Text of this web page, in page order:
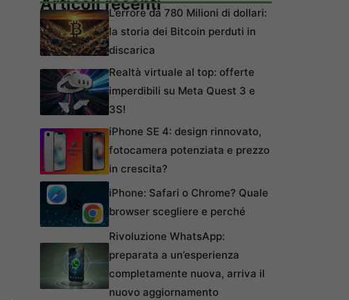
L’errore da 780 Milioni di dollari:
la storia dei Bitcoin perduti in
discarica
Realtà virtuale al top: offerte
imperdibili su Meta Quest 3 e
3S!
iPhone SE 4: design rinnovato,
fotocamera potenziata e prezzo
in crescita?
iPhone: Safari o Chrome? Quale
browser scegliere e perché
Rivoluzione WhatsApp:
preparata a un’esperienza
completamente nuova, arriva il
nuovo aggiornamento